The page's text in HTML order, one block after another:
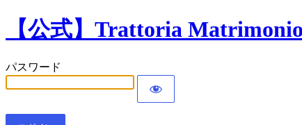
【公式】Trattoria
パスワード